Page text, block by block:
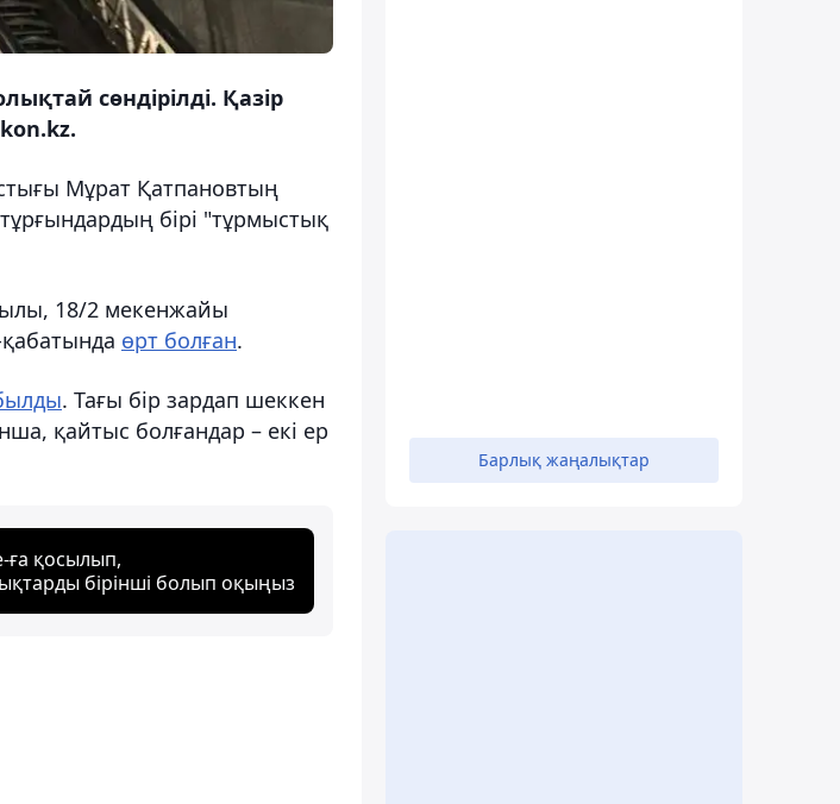
сөндірілді. Қазір
Мұрат Қатпановтың
бірі "тұрмыстық
18/2 мекенжайы
өрт болған.
. Тағы бір зардап шеккен
қайтыс болғандар – екі ер
ға қосылып,
бірінші болып оқыңыз
Барлық жаңалықтар